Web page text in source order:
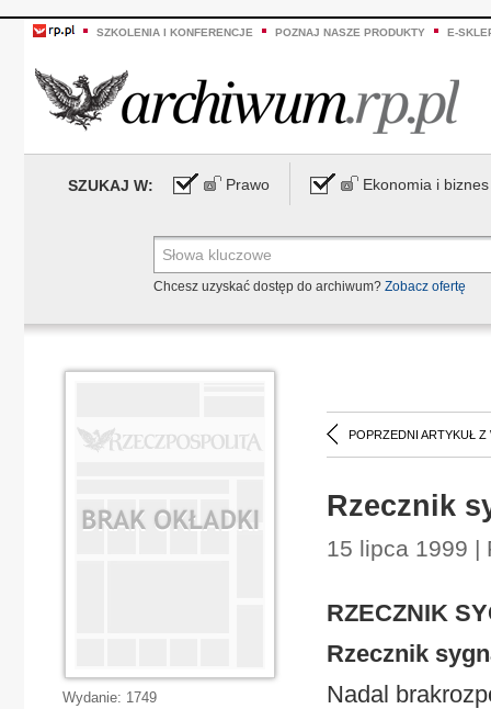
SZKOLENIA I KONFERENCJE POZNAJ NASZE PRODUKTY E-
SZUKAJ W: Prawo Ekonomia i biznes
Chcesz uzyskać dostęp do archiwum? Zobacz ofertę
POPRZEDNI ARTYKUŁ Z
Rzecznik
15 lipca 1999 |
RZECZNIK
Rzecznik
Nadal
Wydanie: 1749